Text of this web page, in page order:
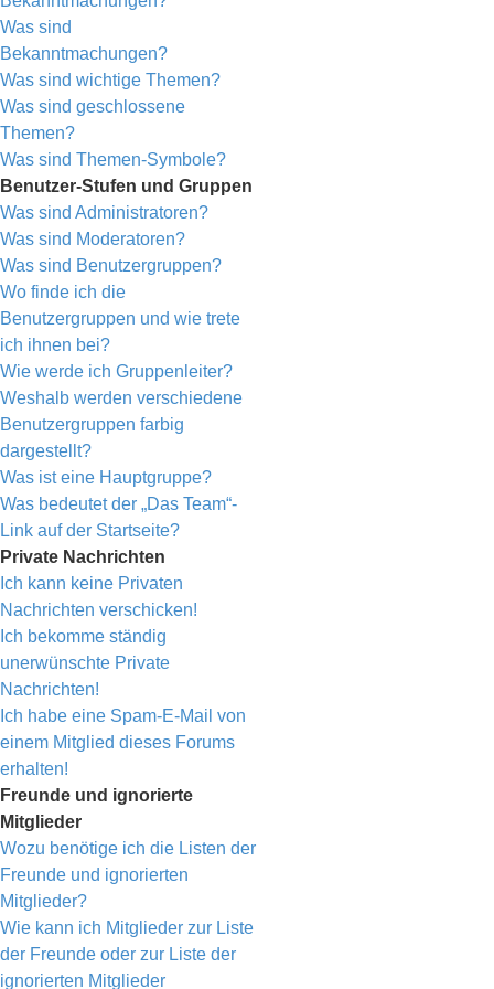
Was sind
Bekanntmachungen?
Was sind wichtige Themen?
Was sind geschlossene
Themen?
Was sind Themen-Symbole?
Benutzer-Stufen und Gruppen
Was sind Administratoren?
Was sind Moderatoren?
Was sind Benutzergruppen?
Wo finde ich die
Benutzergruppen und wie trete
ich ihnen bei?
Wie werde ich Gruppenleiter?
Weshalb werden verschiedene
Benutzergruppen farbig
dargestellt?
Was ist eine Hauptgruppe?
Was bedeutet der „Das Team“-
Link auf der Startseite?
Private Nachrichten
Ich kann keine Privaten
Nachrichten verschicken!
Ich bekomme ständig
unerwünschte Private
Nachrichten!
Ich habe eine Spam-E-Mail von
einem Mitglied dieses Forums
erhalten!
Freunde und ignorierte
Mitglieder
Wozu benötige ich die Listen der
Freunde und ignorierten
Mitglieder?
Wie kann ich Mitglieder zur Liste
der Freunde oder zur Liste der
ignorierten Mitglieder